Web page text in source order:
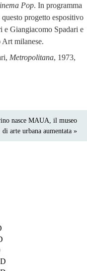
Pop. In programma
progetto espositivo
e Giangiacomo Spadari e
milanese.
Metropolitana, 1973,
nasce MAUA, il museo
di arte urbana aumentata »